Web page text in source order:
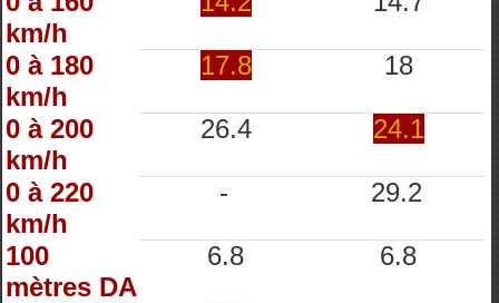
km/h
0 à 180
km/h
17.8 18
0 à 200
km/h
26.4 24.1
0 à 220
km/h
- 29.2
100
mètres DA
6.8 6.8